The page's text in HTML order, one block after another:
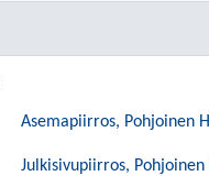
Asemapiirros, Pohjoinen
Julkisivupiirros,